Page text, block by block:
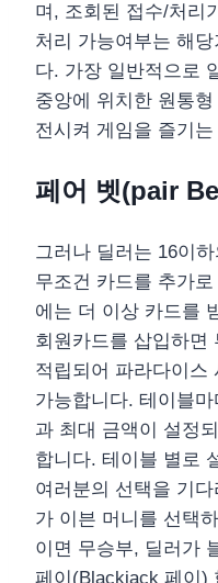
며, 조회된 접수/처리
처리 가능여부는 해
다. 가장 일반적으로
중앙에 위치한 원통
전시켜 게임을 즐기
페어 벳(pair
그러나 딜러는 16이
무조건 카드를 추가
에는 더 이상 카드를
회원카드를 삽입하면
적립되어 파라다이스
가능합니다. 테이블
과 최대 금액이 설정
합니다. 테이블 별로
여러분의 선택을 기
가 이븐 머니를 선택
이면 무승부, 딜러가
페이(Blackjack 페이)